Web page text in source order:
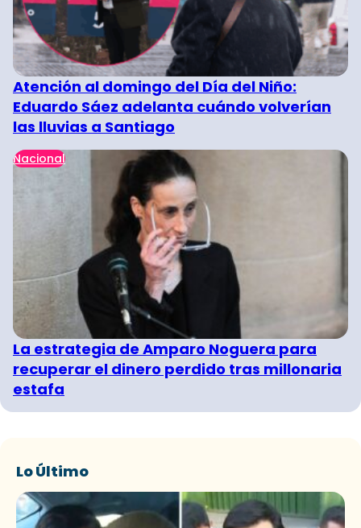
Atención al domingo del Día del Niño:
Eduardo Sáez adelanta cuándo volverían
las lluvias a Santiago
Nacional
La estrategia de Amparo Noguera para
recuperar el dinero perdido tras millonaria
estafa
Lo Último